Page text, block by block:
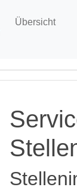
Übersicht